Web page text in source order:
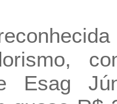
Esag